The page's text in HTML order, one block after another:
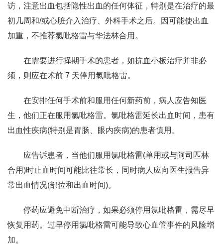
访，注意出血包括隐性出血的任何体征，特别是在治疗的最
初几周和/或心脏介入治疗、外科手术之后。因可能使出血
加重，不推荐氯吡格雷与华法林合用。
在需要进行择期手术的患者，如抗血小板治疗并非必
须，则应在术前 7 天停用氯吡格雷。
在安排任何手术前和服用任何新药前，病人应告知医
生，他们正在服用氯吡格雷。氯吡格雷延长出血时间，患有
出血性疾病(特别是胃肠、眼内疾病)的患者慎用。
应告诉患者，当他们服用氯吡格雷(单用或与阿司匹林
合用)时止血时间可能比往常长，同时病人应向医生报告异
常出血情况(部位和出血时间)。
停药应避免中断治疗，如果必须停用氯吡格雷，需尽早
恢复用药。过早停用氯吡格雷可能导致心血管事件的风险增
加。